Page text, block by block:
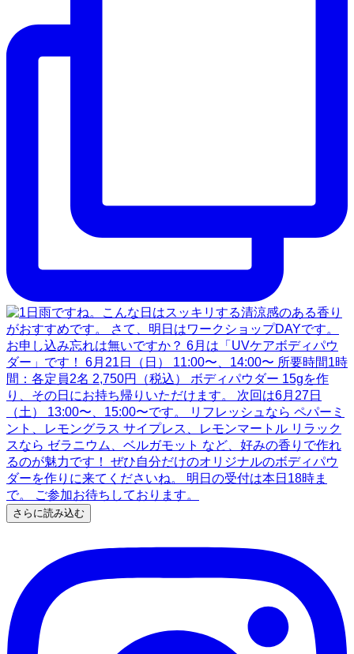
さらに読み込む